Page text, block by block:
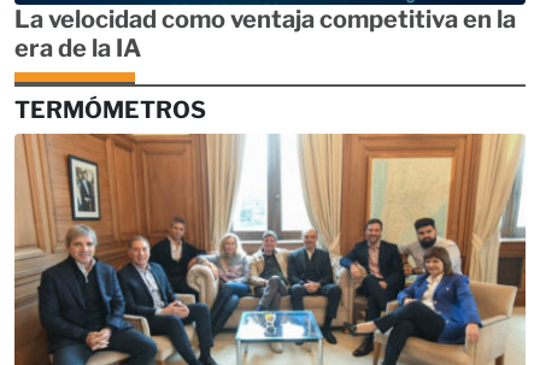
La velocidad como ventaja competitiva en la
era de la IA
TERMÓMETROS